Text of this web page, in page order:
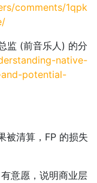
comments/1qpk
监 (前音乐人) 的分
native-
potential-
被清算，FP 的损失
意愿，说明商业层